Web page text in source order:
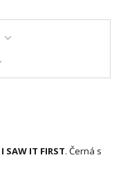
I SAW IT FIRST. Černá s